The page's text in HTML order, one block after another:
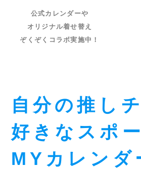
公式カレンダーや
オリジナル着せ替え
ぞくぞくコラボ実施中！
自分の推し
好きなスポ
MYカレンダ